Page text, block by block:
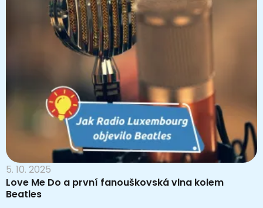
5. 10. 2025
Love Me Do a první fanouškovská vlna kolem
Beatles